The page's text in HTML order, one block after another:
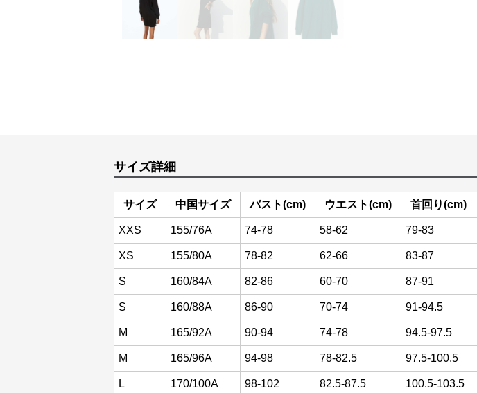
サイズ詳細
サイズ 中国サイズ バスト(cm) ウエスト(cm) 首回り(cm)
XXS 155/76A 74-78 58-62 79-83
XS 155/80A 78-82 62-66 83-87
S 160/84A 82-86 60-70 87-91
S 160/88A 86-90 70-74 91-94.5
M 165/92A 90-94 74-78 94.5-97.5
M 165/96A 94-98 78-82.5 97.5-100.5
L 170/100A 98-102 82.5-87.5 100.5-103.5